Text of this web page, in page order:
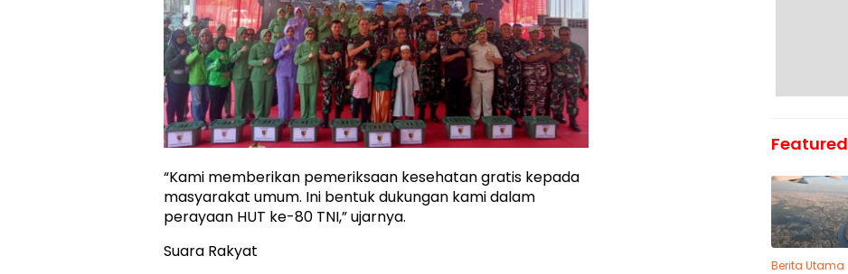
“Kami memberikan pemeriksaan kesehatan gratis kepada
masyarakat umum. Ini bentuk dukungan kami dalam
perayaan HUT ke-80 TNI,” ujarnya.
Suara Rakyat
Featured
Berita Utama